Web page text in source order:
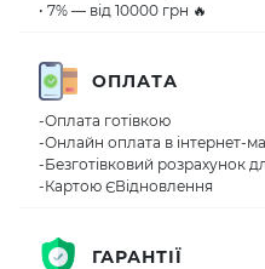
• 7% — від 10000 грн 🔥
ОПЛАТА
-Оплата готівкою
-Онлайн оплата в інтернет-
-Безготівковий розрахунок
-Картою ЄВідновлення
ГАРАНТІЇ